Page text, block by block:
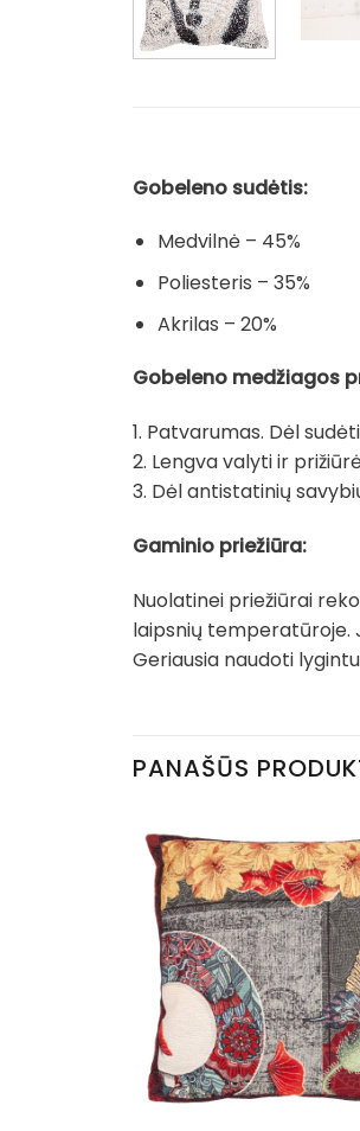
Gobeleno sudėtis:
Medvilnė – 45%
Poliesteris – 35%
Akrilas – 20%
Gobeleno medžiagos
1. Patvarumas. Dėl
2. Lengva valyti ir
3. Dėl antistatinių
Gaminio priežiūra:
Nuolatinei priežiūrai
laipsnių temperatūroje.
Geriausia naudoti
PANAŠŪS